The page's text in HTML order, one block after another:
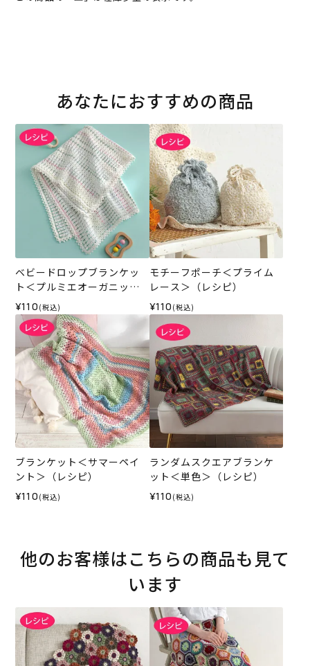
あなたにおすすめの商品
ベビードロップブランケッ
ト＜プルミエオーガニック
コットン＞（レシピ）
¥110 (税込)
モチーフポーチ＜プライム
レース＞（レシピ）
¥110 (税込)
ブランケット＜サマーペイ
ント＞（レシピ）
¥110 (税込)
ランダムスクエアブランケ
ット＜単色＞（レシピ）
¥110 (税込)
他のお客様はこちらの商品も見て
います